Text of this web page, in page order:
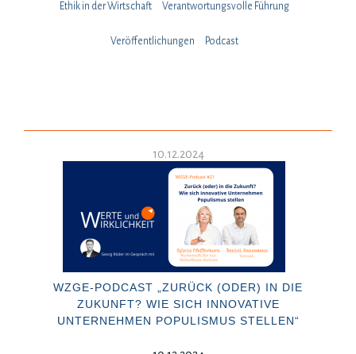
Ethik in der Wirtschaft Verantwortungsvolle Führung
Veröffentlichungen Podcast
10.12.2024
WZGE-PODCAST „ZURÜCK (ODER) IN DIE
ZUKUNFT? WIE SICH INNOVATIVE
UNTERNEHMEN POPULISMUS STELLEN“